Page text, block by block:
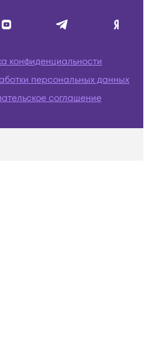
конфиденциальности
персональных данных
соглашение